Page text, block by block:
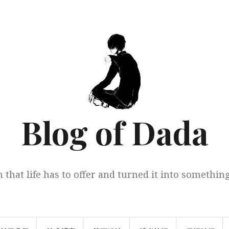
Blog of Dada
that life has to offer and turned it into